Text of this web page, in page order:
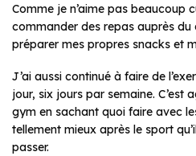
Comme je n’aime pas beaucoup
commander des repas auprès du
préparer mes propres snacks et
J’ai aussi continué à faire de
jour, six jours par semaine. C’est
gym en sachant quoi faire avec
tellement mieux après le sport
passer.